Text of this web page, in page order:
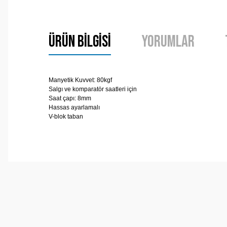
Ürün Bilgisi Yorumlar
Manyetik Kuvvet: 80kgf
Salgı ve komparatör saatleri için
Saat çapı: 8mm
Hassas ayarlamalı
V-blok taban